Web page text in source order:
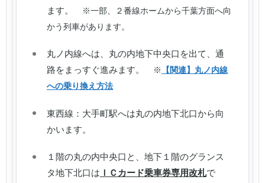
ます。
※一部、２番線ホームから千葉方面へ向
かう列車があります。
丸ノ内線へは、丸の内地下中央口を出て、通
路をまっすぐ進みます。
※
【関連】丸ノ内線
への乗り換え方法
東西線：大手町駅へは丸の内地下北口から向
かいます。
１階の丸の内中央口と、地下１階のグランス
タ地下北口は ＩＣカード乗車券専用改札で